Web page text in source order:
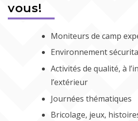
vous!
Moniteurs de camp
Environnement
Activités de qualité, à
l’extérieur
Journées thématiques
Bricolage, jeux,